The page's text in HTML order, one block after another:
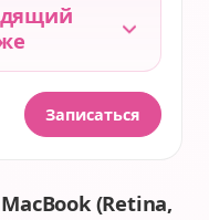
Записаться
(Retina,